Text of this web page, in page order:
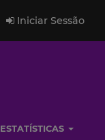
Iniciar Sessão
ESTATÍSTICAS